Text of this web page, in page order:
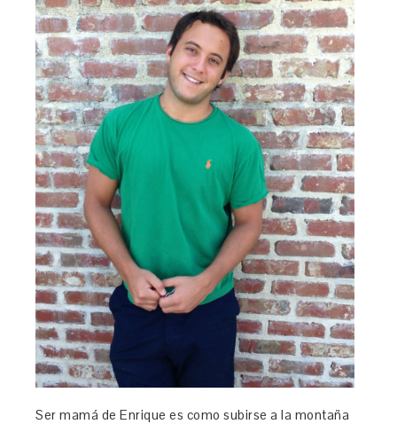
Ser mamá de Enrique es como subirse a la montaña